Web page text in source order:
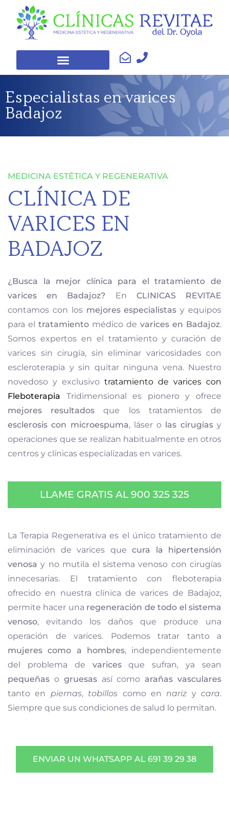
Especialistas en varices
Badajoz
MEDICINA ESTÉTICA Y REGENERATIVA
CLÍNICA DE
VARICES EN
BADAJOZ
¿Busca la mejor clínica para el tratamiento de
varices en Badajoz? En CLINICAS REVITAE
contamos con los mejores especialistas y equipos
para el tratamiento médico de varices en Badajoz.
Somos expertos en el tratamiento y curación de
varices sin cirugía, sin eliminar varicosidades con
escleroterapia y sin quitar ninguna vena. Nuestro
novedoso y exclusivo tratamiento de varices con
Fleboterapia Tridimensional es pionero y ofrece
mejores resultados que los tratamientos de
esclerosis con microespuma, láser o las cirugíasy
operaciones que se realizan habitualmente en otros
centros y clínicas especializadas en varices.
LLAME GRATIS AL 900 325 325
La Terapia Regenerativa es el único tratamiento de
eliminación de varices que cura la hipertensión
venosa y no mutila el sistema venoso con cirugías
innecesarias. El tratamiento con fleboterapia
ofrecido en nuestra clínica de varices de Badajoz,
permite hacer una regeneración de todo el sistema
venoso, evitando los daños que produce una
operación de varices. Podemos tratar tanto a
mujeres como a hombres, independientemente
del problema de varicesque sufran, ya sean
pequeñas o gruesasasí comoarañas vasculares
tanto en piernas, tobillos como en nariz y cara.
Siempre que sus condiciones de salud lo permitan.
ENVIAR UN WHATSAPP AL 691 39 29 38